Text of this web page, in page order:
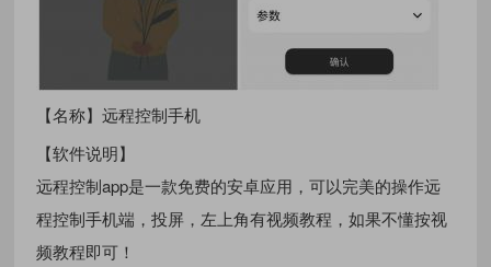
【名称】远程控制手机
【软件说明】
远程控制app是一款免费的安卓应用，可以完美的操作远
程控制手机端，投屏，左上角有视频教程，如果不懂按视
频教程即可！